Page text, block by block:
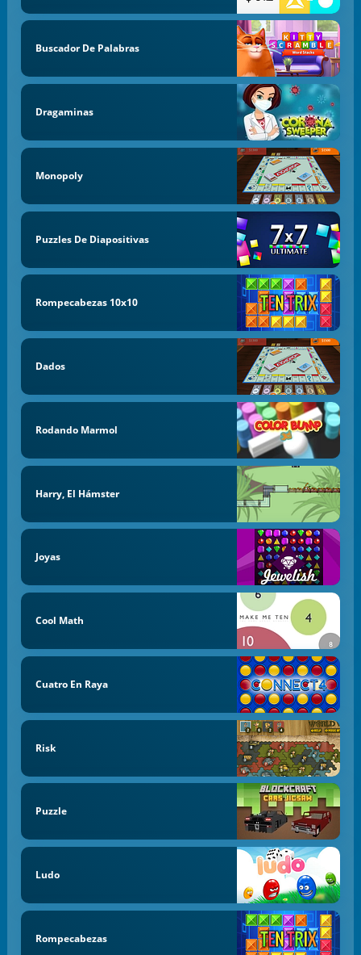
Buscador De Palabras
Dragaminas
Monopoly
Puzzles De Diapositivas
Rompecabezas 10x10
Dados
Rodando Marmol
Harry, El Hámster
Joyas
Cool Math
Cuatro En Raya
Risk
Puzzle
Ludo
Rompecabezas